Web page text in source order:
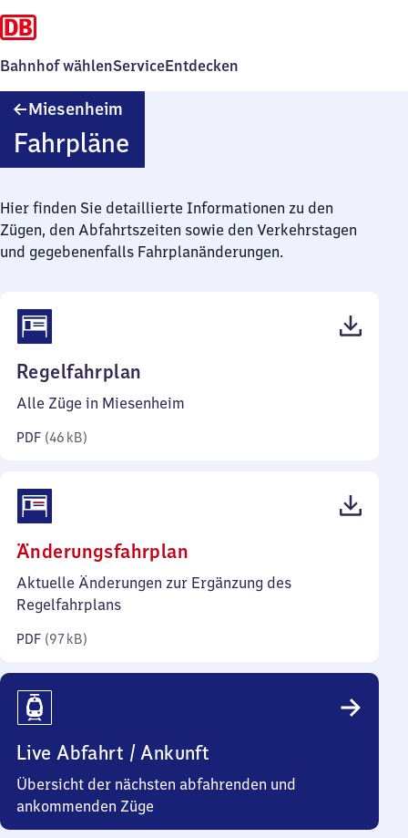
Bahnhof wählenServiceEntdecken
Miesenheim
Fahrpläne
Hier finden Sie detaillierte Informationen zu den
Zügen, den Abfahrtszeiten sowie den Verkehrstagen
und gegebenenfalls Fahrplanänderungen.
Regelfahrplan
46
Alle Züge in Miesenheim
PDF (46 kB)
Änderungsfahrplan
97
Aktuelle Änderungen zur Ergänzung des
Regelfahrplans
PDF (97 kB)
Live Abfahrt / Ankunft
Übersicht der nächsten abfahrenden und
ankommenden Züge